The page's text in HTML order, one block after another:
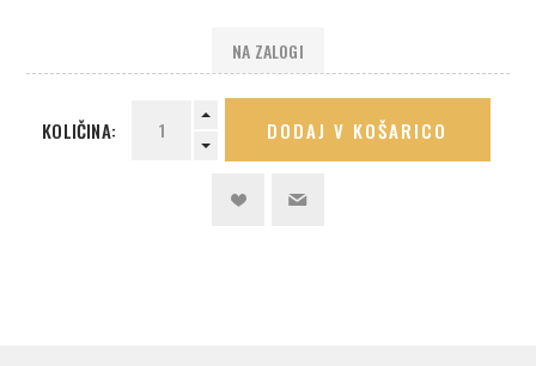
NA ZALOGI
KOLIČINA: DODAJ V KOŠARICO